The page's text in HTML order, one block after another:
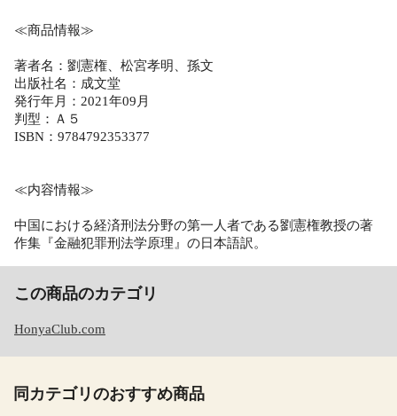
≪商品情報≫
著者名：劉憲権、松宮孝明、孫文
出版社名：成文堂
発行年月：2021年09月
判型：Ａ５
ISBN：9784792353377
≪内容情報≫
中国における経済刑法分野の第一人者である劉憲権教授の著
作集『金融犯罪刑法学原理』の日本語訳。
この商品のカテゴリ
HonyaClub.com
同カテゴリのおすすめ商品